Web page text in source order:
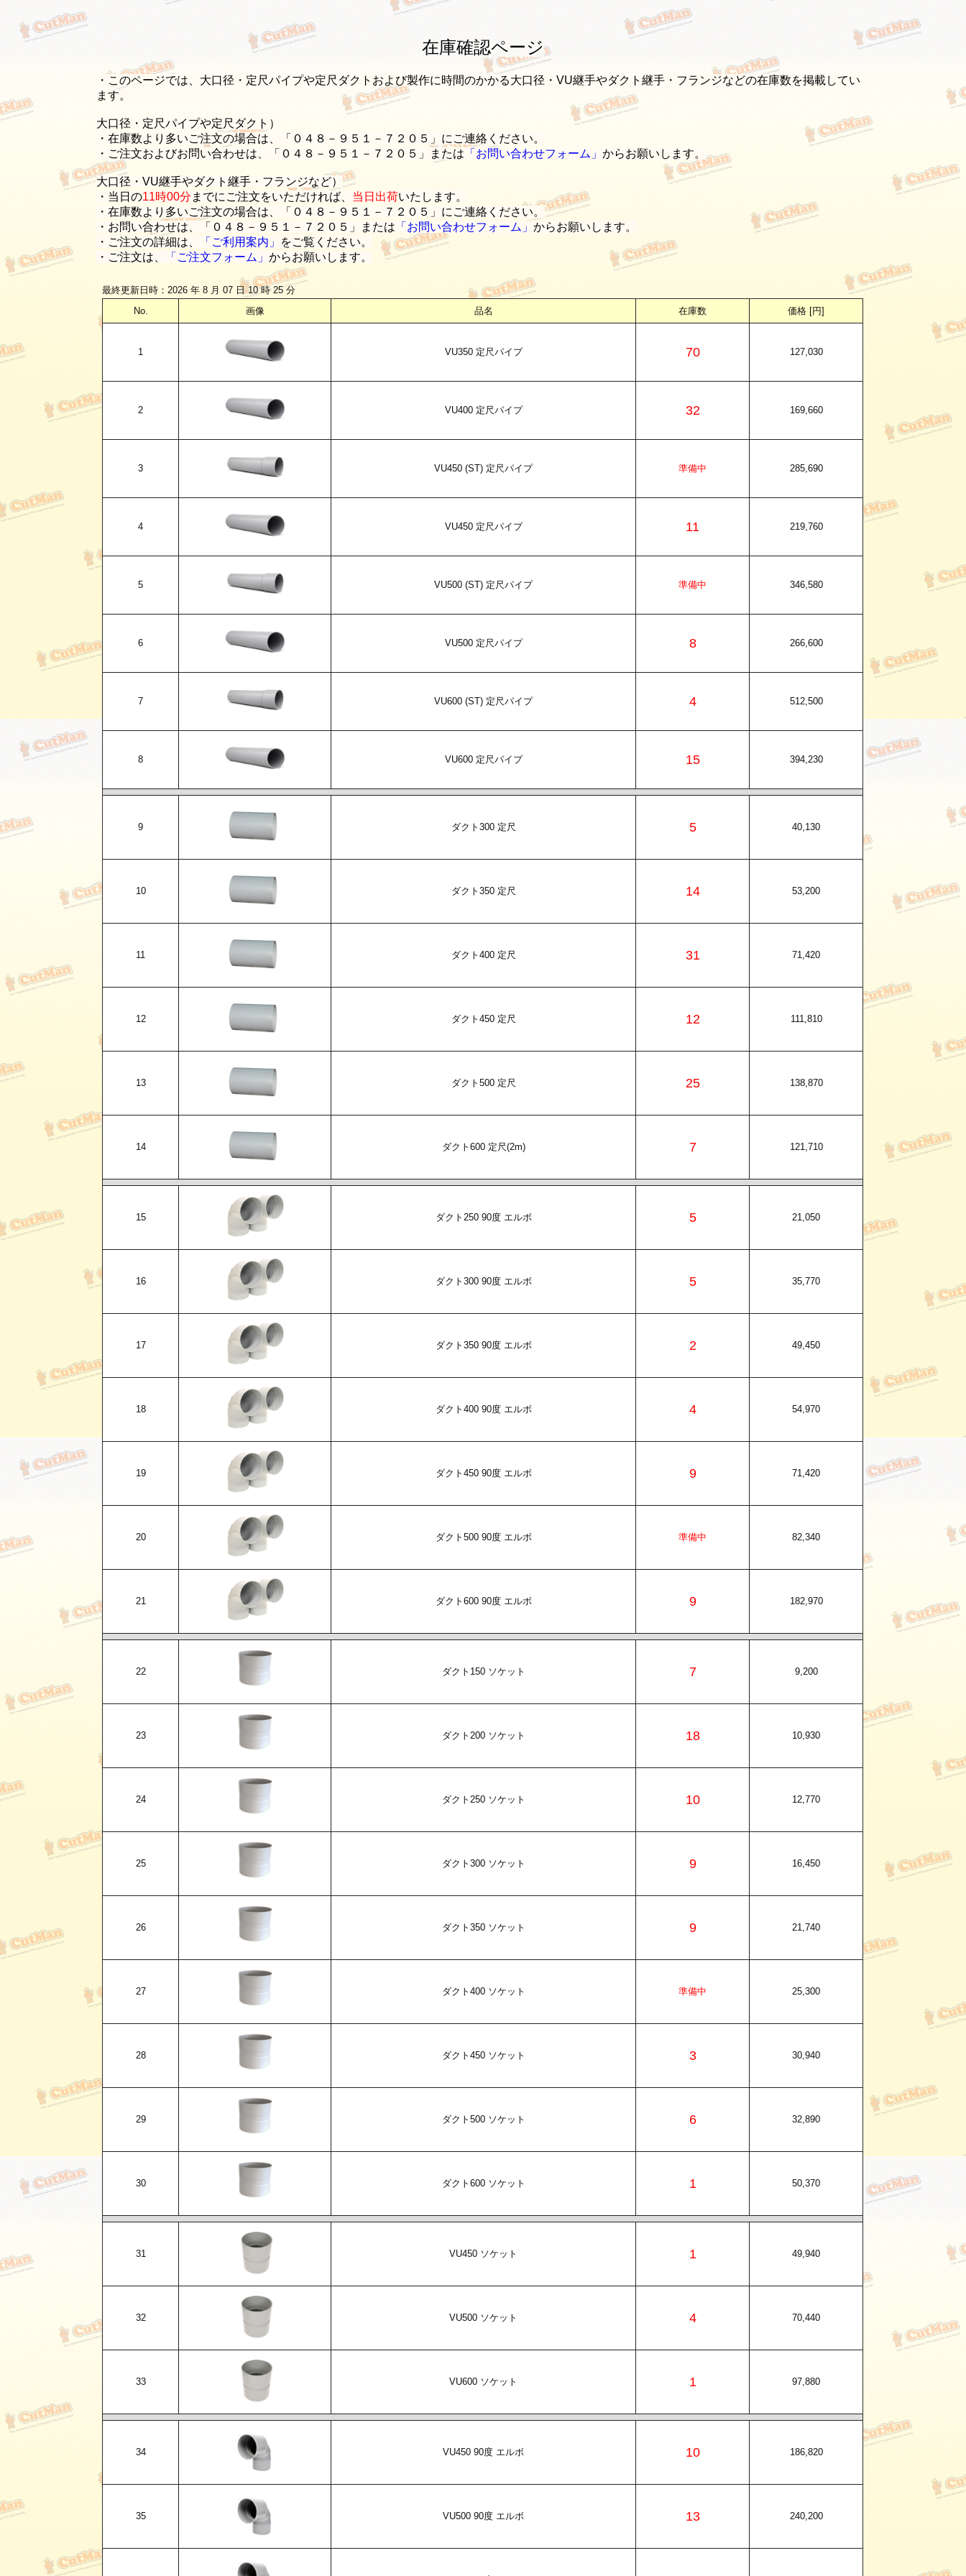
在庫確認ページ
・このページでは、大口径・定尺パイプや定尺ダクトおよび製作に時間のかかる大口径・VU継手やダクト継手・フランジなどの在庫数を掲載してい
ます。
大口径・定尺パイプや定尺ダクト）
・在庫数より多いご注文の場合は、「０４８－９５１－７２０５」にご連絡ください。
・ご注文およびお問い合わせは、「０４８－９５１－７２０５」または 「お問い合わせフォーム」からお願いします。
大口径・VU継手やダクト継手・フランジなど）
・当日の11時00分 までにご注文をいただければ、 当日出荷いたします。
・在庫数より多いご注文の場合は、「０４８－９５１－７２０５」にご連絡ください。
・お問い合わせは、「０４８－９５１－７２０５」または 「お問い合わせフォーム」からお願いします。
・ご注文の詳細は、
「ご利用案内」 をご覧ください。
・ご注文は、
「ご注文フォーム」からお願いします。